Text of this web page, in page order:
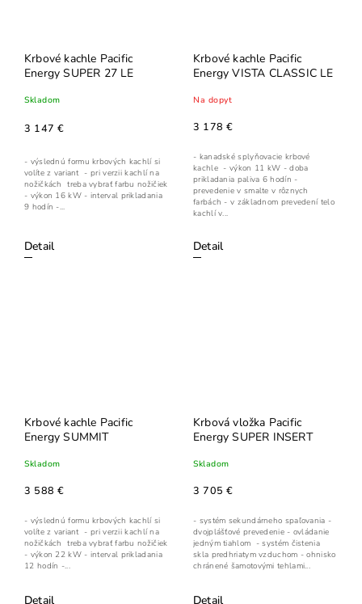
Krbové kachle Pacific
Energy SUPER 27 LE
Skladom
3 147 €
Detail
- výslednú formu krbových kachlí si
volíte z variant - pri verzii kachlí na
nožičkách treba vybrať farbu nožičiek
- výkon 16 kW - interval prikladania
9 hodín -...
Krbové kachle Pacific
Energy VISTA CLASSIC LE
Na dopyt
3 178 €
Detail
- kanadské splyňovacie krbové
kachle - výkon 11 kW - doba
prikladania paliva 6 hodín -
prevedenie v smalte v rôznych
farbách - v základnom prevedení telo
kachlí v...
Krbové kachle Pacific
Energy SUMMIT
Skladom
3 588 €
Detail
- výslednú formu krbových kachlí si
volíte z variant - pri verzii kachlí na
nožičkách treba vybrať farbu nožičiek
- výkon 22 kW - interval prikladania
12 hodín -...
Krbová vložka Pacific
Energy SUPER INSERT
Skladom
3 705 €
Detail
- systém sekundárneho spaľovania -
dvojplášťové prevedenie - ovládanie
jedným tiahlom - systém čistenia
skla predhriatym vzduchom - ohnisko
chránené šamotovými tehlami...